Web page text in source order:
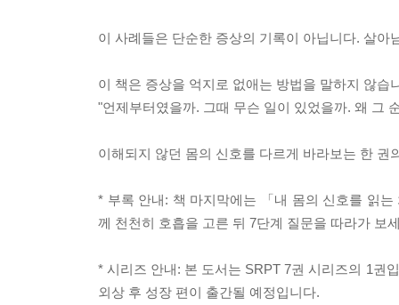
이 사례들은 단순한 증상의 기록이 아닙니다. 살아
이 책은 증상을 억지로 없애는 방법을 말하지 않습
"언제부터였을까. 그때 무슨 일이 있었을까. 왜 그
이해되지 않던 몸의 신호를 다르게 바라보는 한
* 부록 안내: 책 마지막에는 「내 몸의 신호를 읽
께 천천히 호흡을 고른 뒤 7단계 질문을 따라가 보
* 시리즈 안내: 본 도서는 SRPT 7권 시리즈의 1권
외상 후 성장 편이 출간될 예정입니다.